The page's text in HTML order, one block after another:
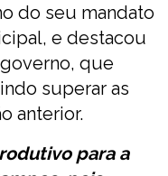
do seu mandato
e destacou
que
superar as
anterior.
para a